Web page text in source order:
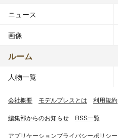
ニュース
画像
ルーム
人物一覧
会社概要 モデルプレスとは 利用規約
編集部からのお知らせ RSS一覧
アプリケーションプライバシーポリシー